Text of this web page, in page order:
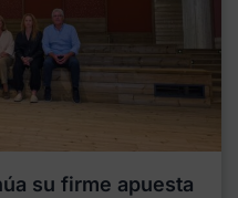
su firme apuesta